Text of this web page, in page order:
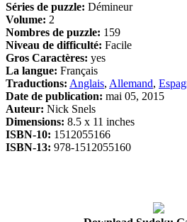
Séries de puzzle: Démineur
Volume: 2
Nombres de puzzle: 159
Niveau de difficulté: Facile
Gros Caractères: yes
La langue: Français
Traductions: Anglais, Allemand,
Date de publication: mai 05, 2015
Auteur: Nick Snels
Dimensions: 8.5 x 11 inches
ISBN-10: 1512055166
ISBN-13: 978-1512055160